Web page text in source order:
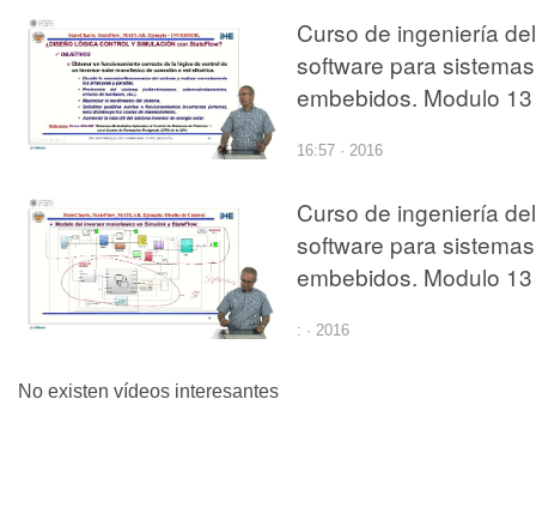
Curso de ingeniería del
software para sistemas
embebidos. Modulo 13
StateFlow_MATLAB
16:57 · 2016
Curso de ingeniería del
software para sistemas
embebidos. Modulo 13
StateFlow_MATLAB
: · 2016
No existen vídeos interesantes